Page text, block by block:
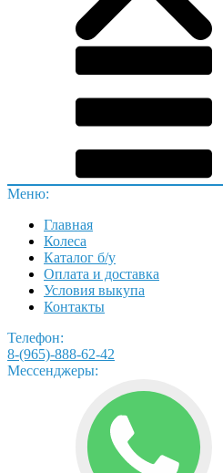
Меню:
Главная
Колеса
Каталог б/у
Оплата и доставка
Условия выкупа
Контакты
Телефон:
8-(965)-888-62-42
Мессенджеры: